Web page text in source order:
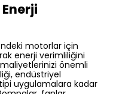
motorlar için
enerji verimliliğini
önemli
endüstriyel
uygulamalara kadar